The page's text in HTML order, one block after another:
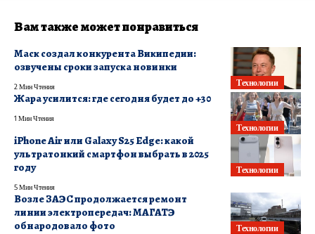
Вам также может понравиться
Технологии
Маск создал конкурента Википедии:
озвучены сроки запуска новинки
2 Мин Чтения
Технологии
Жара усилится: где сегодня будет до +30
1 Мин Чтения
Технологии
iPhone Air или Galaxy S25 Edge: какой
ультратонкий смартфон выбрать в 2025
году
5 Мин Чтения
Технологии
Возле ЗАЭС продолжается ремонт
линии электропередач: МАГАТЭ
обнародовало фото